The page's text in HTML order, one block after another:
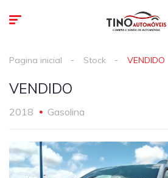
Pagina inicial Stock VENDIDO
VENDIDO
2018 Gasolina